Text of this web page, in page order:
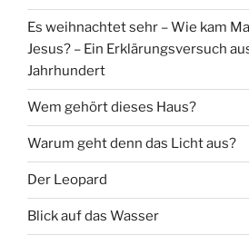
Es weihnachtet sehr – Wie kam
Jesus? – Ein Erklärungsversuch
Jahrhundert
Wem gehört dieses Haus?
Warum geht denn das Licht aus?
Der Leopard
Blick auf das Wasser